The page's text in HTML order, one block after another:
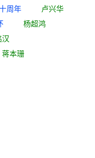
四十周年
卢兴华
怀 杨超鸿
汉
蒋本珊